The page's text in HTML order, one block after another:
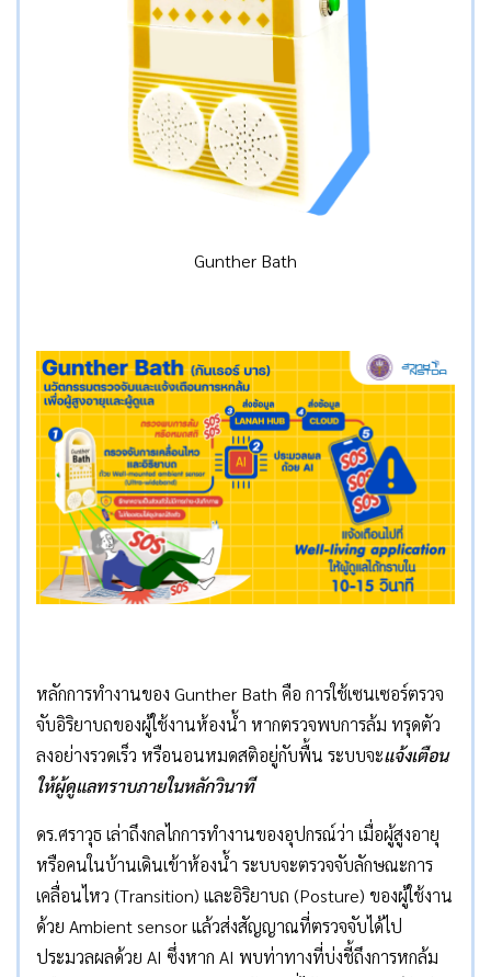
Gunther Bath
หลักการทำงานของ Gunther Bath คือ การใช้เซนเซอร์ตรวจ
จับอิริยาบถของผู้ใช้งานห้องน้ำ หากตรวจพบการล้ม ทรุดตัว
ลงอย่างรวดเร็ว หรือนอนหมดสติอยู่กับพื้น ระบบจะแจ้งเตือน
ให้ผู้ดูแลทราบภายในหลักวินาที
ดร.ศราวุธ เล่าถึงกลไกการทำงานของอุปกรณ์ว่า เมื่อผู้สูงอายุ
หรือคนในบ้านเดินเข้าห้องน้ำ ระบบจะตรวจจับลักษณะการ
เคลื่อนไหว (Transition) และอิริยาบถ (Posture) ของผู้ใช้งาน
ด้วย Ambient sensor แล้วส่งสัญญาณที่ตรวจจับได้ไป
ประมวลผลด้วย AI ซึ่งหาก AI พบท่าทางที่บ่งชี้ถึงการหกล้ม